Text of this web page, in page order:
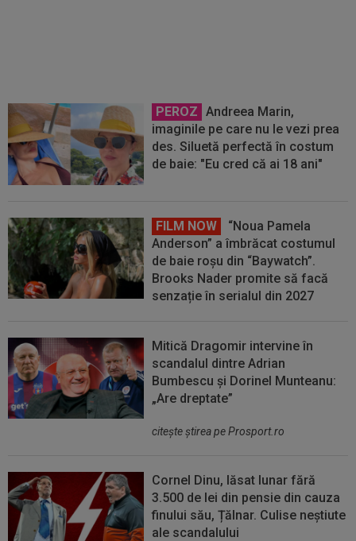
PEROZ Andreea Marin,
imaginile pe care nu le vezi prea
des. Siluetă perfectă în costum
de baie: "Eu cred că ai 18 ani"
FILM NOW
“Noua Pamela
Anderson” a îmbrăcat costumul
de baie roșu din “Baywatch”.
Brooks Nader promite să facă
senzație în serialul din 2027
Mitică Dragomir intervine în
scandalul dintre Adrian
Bumbescu și Dorinel Munteanu:
„Are dreptate”
citeşte ştirea pe Prosport.ro
Cornel Dinu, lăsat lunar fără
3.500 de lei din pensie din cauza
finului său, Țălnar. Culise neștiute
ale scandalului